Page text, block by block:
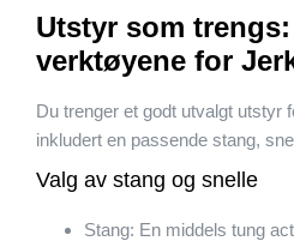
Utstyr som
verktøyene for
Du trenger et godt utvalgt utstyr
inkludert en passende stang,
Valg av stang og snelle
Stang: En middels tung